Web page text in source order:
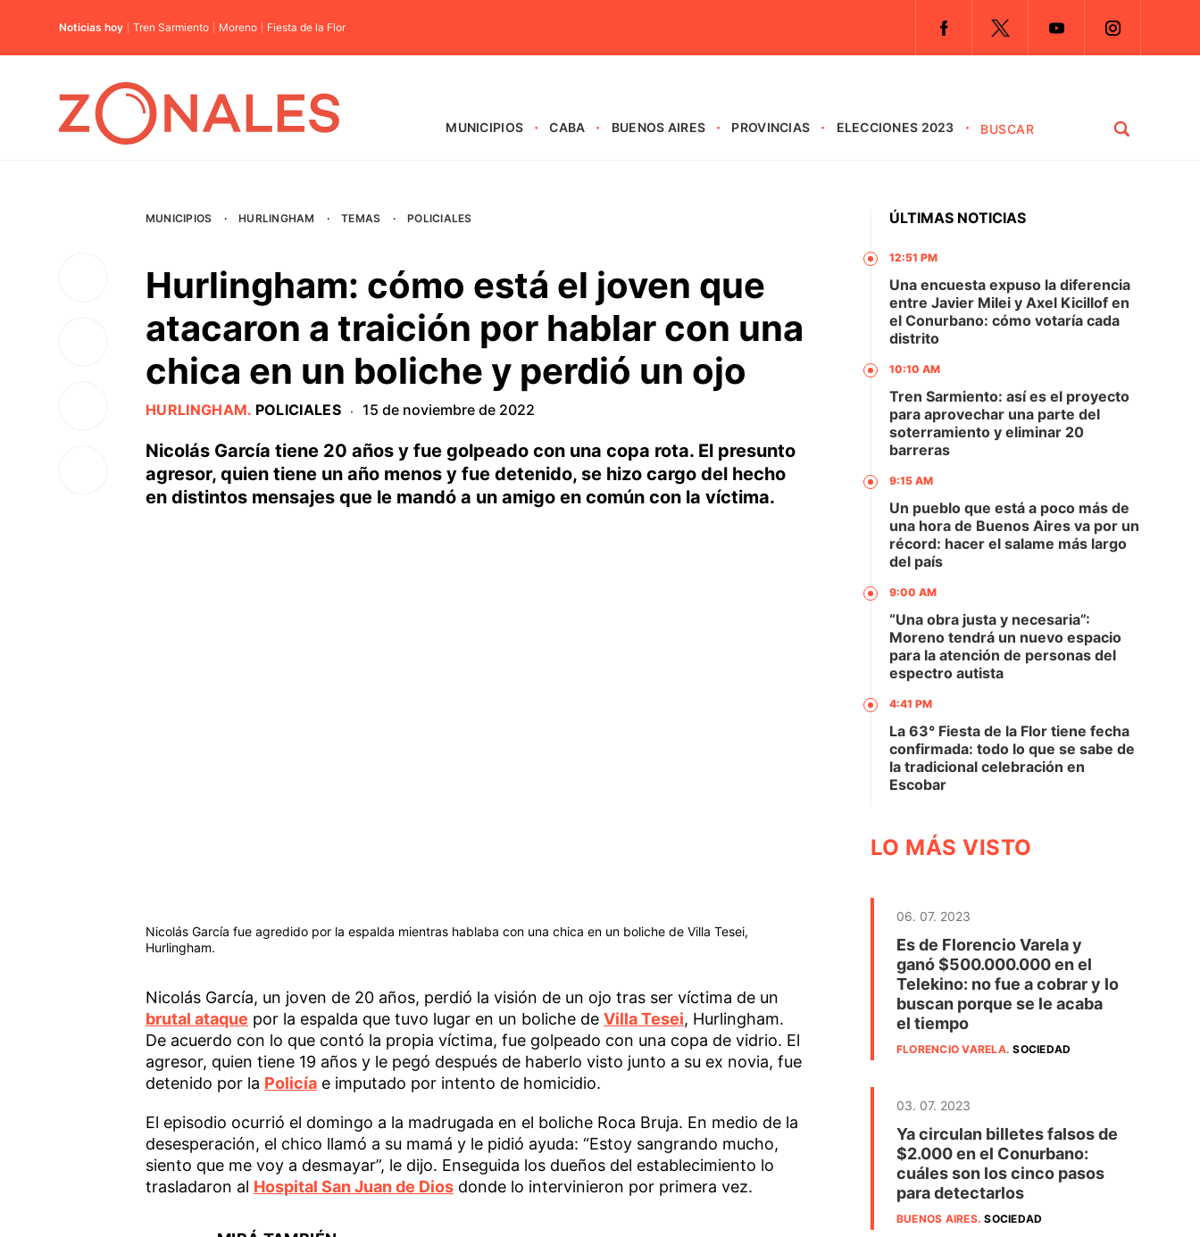
Noticias hoy Tren Sarmiento Moreno Fiesta de la Flor
MUNICIPIOS CABA BUENOS AIRES PROVINCIAS ELECCIONES 2023
MUNICIPIOS · HURLINGHAM · TEMAS · POLICIALES
Hurlingham: cómo está el joven que
atacaron a traición por hablar con una
chica en un boliche y perdió un ojo
HURLINGHAM. POLICIALES · 15 de noviembre de 2022
Nicolás García tiene 20 años y fue golpeado con una copa rota. El presunto
agresor, quien tiene un año menos y fue detenido, se hizo cargo del hecho
en distintos mensajes que le mandó a un amigo en común con la víctima.
Nicolás García fue agredido por la espalda mientras hablaba con una chica en un boliche de Villa Tesei,
Hurlingham.
Nicolás García, un joven de 20 años, perdió la visión de un ojo tras ser víctima de un
brutal ataque por la espalda que tuvo lugar en un boliche de Villa Tesei, Hurlingham.
De acuerdo con lo que contó la propia víctima, fue golpeado con una copa de vidrio. El
agresor, quien tiene 19 años y le pegó después de haberlo visto junto a su ex novia, fue
detenido por la Policíae imputado por intento de homicidio.
El episodio ocurrió el domingo a la madrugada en el boliche Roca Bruja. En medio de la
desesperación, el chico llamó a su mamá y le pidió ayuda: “Estoy sangrando mucho,
siento que me voy a desmayar”, le dijo. Enseguida los dueños del establecimiento lo
trasladaron al Hospital San Juan de Diosdonde lo intervinieron por primera vez.
ÚLTIMAS NOTICIAS
12:51 PM
Una encuesta expuso la diferencia
entre Javier Milei y Axel Kicillof en
el Conurbano: cómo votaría cada
distrito
10:10 AM
Tren Sarmiento: así es el proyecto
para aprovechar una parte del
soterramiento y eliminar 20
barreras
9:15 AM
Un pueblo que está a poco más de
una hora de Buenos Aires va por un
récord: hacer el salame más largo
del país
9:00 AM
“Una obra justa y necesaria”:
Moreno tendrá un nuevo espacio
para la atención de personas del
espectro autista
4:41 PM
La 63° Fiesta de la Flor tiene fecha
confirmada: todo lo que se sabe de
la tradicional celebración en
Escobar
LO MÁS VISTO
06. 07. 2023
Es de Florencio Varela y
ganó $500.000.000 en el
Telekino: no fue a cobrar y lo
buscan porque se le acaba
el tiempo
FLORENCIO VARELA.SOCIEDAD
03. 07. 2023
Ya circulan billetes falsos de
$2.000 en el Conurbano:
cuáles son los cinco pasos
para detectarlos
BUENOS AIRES.SOCIEDAD